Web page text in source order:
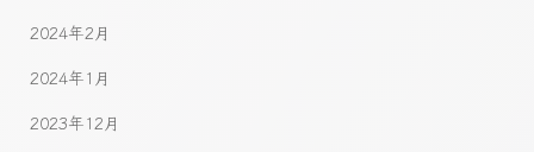
2024年2月
2024年1月
2023年12月